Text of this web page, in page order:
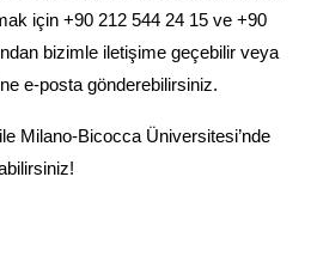
için +90 212 544 24 15 ve +90
542 123 24 15 numaralarından bizimle iletişime geçebilir veya
e-posta gönderebilirsiniz.
Milano-Bicocca Üniversitesi’nde